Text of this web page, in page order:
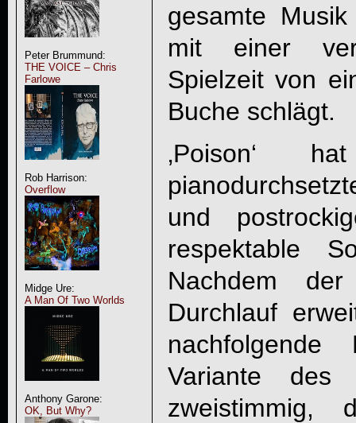
Peter Brummund:
THE VOICE – Chris
Farlowe
Rob Harrison:
Overflow
Midge Ure:
A Man Of Two Worlds
Anthony Garone:
OK, But Why?
gesamte
mit einer
Spielzeit von
Buche schlägt.
‚Poison‘
und
respektable
Nachdem
Durchlauf
Variante des